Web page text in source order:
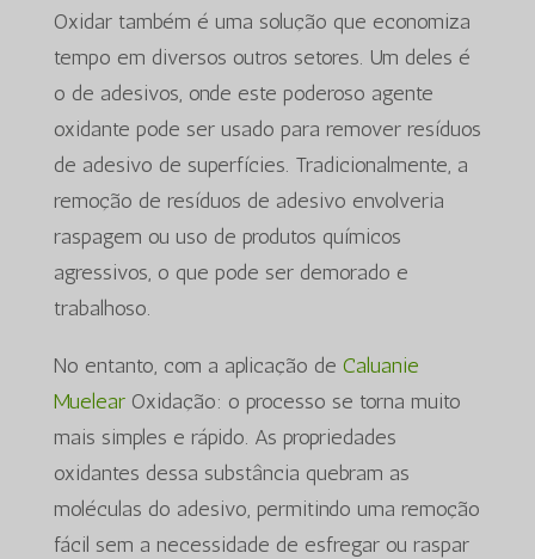
Oxidar também é uma solução que economiza
tempo em diversos outros setores. Um deles é
o de adesivos, onde este poderoso agente
oxidante pode ser usado para remover resíduos
de adesivo de superfícies. Tradicionalmente, a
remoção de resíduos de adesivo envolveria
raspagem ou uso de produtos químicos
agressivos, o que pode ser demorado e
trabalhoso.
No entanto, com a aplicação de Caluanie
MuelearOxidação: o processo se torna muito
mais simples e rápido. As propriedades
oxidantes dessa substância quebram as
moléculas do adesivo, permitindo uma remoção
fácil sem a necessidade de esfregar ou raspar